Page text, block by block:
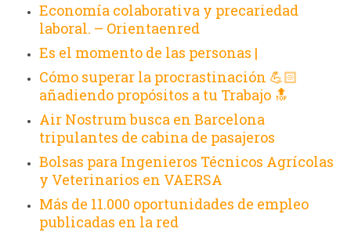
Economía colaborativa y precariedad
laboral. – Orientaenred
Es el momento de las personas |
Cómo superar la procrastinación 💪🏻
añadiendo propósitos a tu Trabajo 🔝
Air Nostrum busca en Barcelona
tripulantes de cabina de pasajeros
Bolsas para Ingenieros Técnicos Agrícolas
y Veterinarios en VAERSA
Más de 11.000 oportunidades de empleo
publicadas en la red